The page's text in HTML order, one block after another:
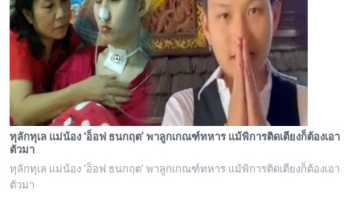
ทุลักทุเล แม่น้อง ‘อ็อฟ ธนกฤต’ พาลูกเกณฑ์ทหาร แม้พิการติดเตียงก็ต้องเอา
ตัวมา
ทุลักทุเล แม่น้อง ‘อ็อฟ ธนกฤต’ พาลูกเกณฑ์ทหาร แม้พิการติดเตียงก็ต้องเอา
ตัวมา